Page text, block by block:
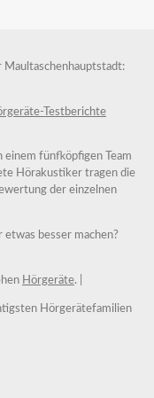
Testberichte
fünfköpfigen Team
Hörakustiker tragen die
der einzelnen
etwas besser machen?
Hörgeräte. |
Hörgerätefamilien